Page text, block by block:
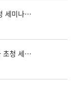
[수요세미나] 6월 10일 기상청 이용희 과장 초청 세미나 개최
[수요세미나] 5월 27일 극지연구소 박상종 박사 초청 세미나 개최